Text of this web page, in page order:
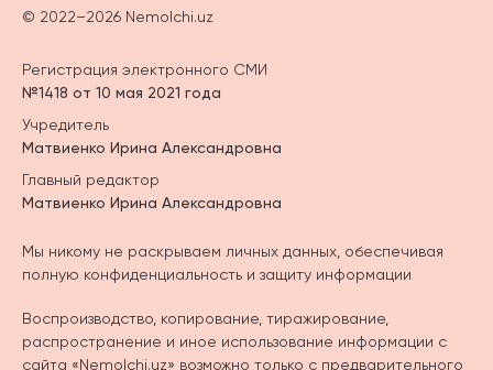
© 2022–2026 Nemolchi.uz
Регистрация электронного СМИ
№1418 от 10 мая 2021 года
Учредитель
Матвиенко Ирина Александровна
Главный редактор
Матвиенко Ирина Александровна
Мы никому не раскрываем личных данных, обеспечивая
полную конфиденциальность и защиту информации
Воспроизводство, копирование, тиражирование,
распространение и иное использование информации с
сайта «Nemolchi.uz» возможно только с предварительного